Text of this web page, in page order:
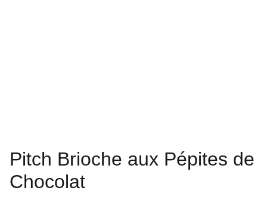
Pitch Brioche aux Pépites de
Chocolat